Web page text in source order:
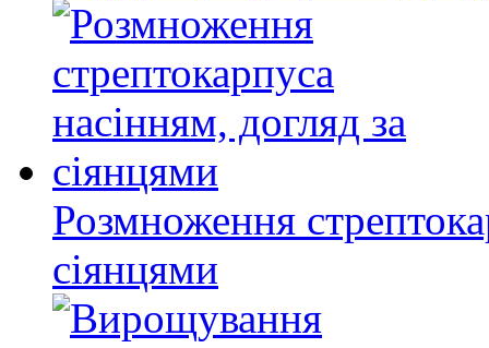
Розмноження
сіянцями